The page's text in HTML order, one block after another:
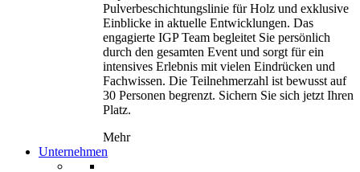
Pulverbeschichtungslinie für Holz und exklusive
Einblicke in aktuelle Entwicklungen. Das
engagierte IGP Team begleitet Sie persönlich
durch den gesamten Event und sorgt für ein
intensives Erlebnis mit vielen Eindrücken und
Fachwissen. Die Teilnehmerzahl ist bewusst auf
30 Personen begrenzt. Sichern Sie sich jetzt Ihren
Platz.
Mehr
Unternehmen